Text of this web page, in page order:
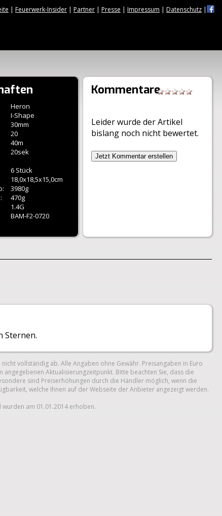
| Feuerwerk-Insider | Partner | Presse | Impressum | Datenschutz |
Heron
I-Shape
30mm
20
40m
20sek
6 Stück
18,0x18,5x15,0cm
3980g
470g
1.4G
BAM-F2-0720
Kommentare
Leider wurde der Artikel
bislang noch nicht bewertet.
Jetzt Kommentar erstellen
Sternen.
vollständig ab. Alle Angaben ohne Gewähr. Preisangaben in Euro
Aktualisierungzeitpunkt. Bitte beachten Sie, dass die
sind Preiserhöhungen durch die Händler möglich, wenn die
welche Ihnen auf der Webseite der Anbieter angezeigt werden.
am 01.01.2014 erhoben.